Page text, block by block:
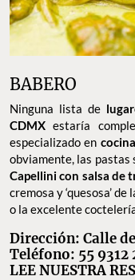
BABERO
Ninguna lista de
CDMX estaría
especializado en
obviamente, las pastas
Capellini con salsa de
cremosa y ‘quesosa’
o la excelente
Dirección: Calle
Teléfono: 55 9312
LEE NUESTRA